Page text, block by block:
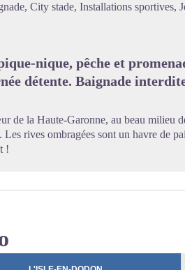
City stade, Installations sportives,
nique, pêche et
détente. Baignade
de la Haute-Garonne, au beau milieu
Les rives ombragées sont un havre de
!